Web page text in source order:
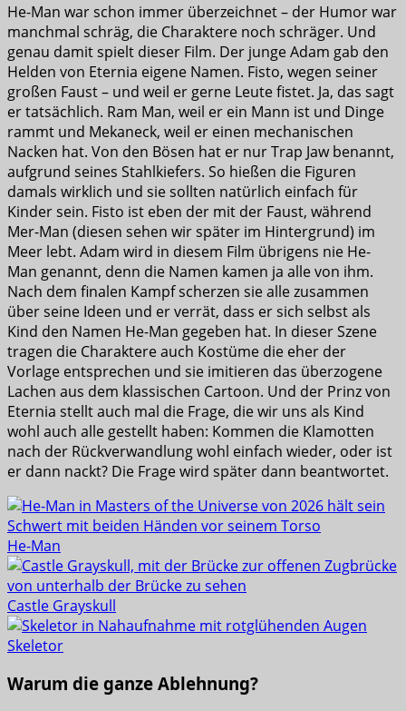
He-Man war schon immer überzeichnet – der Humor war
manchmal schräg, die Charaktere noch schräger. Und
genau damit spielt dieser Film. Der junge Adam gab den
Helden von Eternia eigene Namen. Fisto, wegen seiner
großen Faust – und weil er gerne Leute fistet. Ja, das sagt
er tatsächlich. Ram Man, weil er ein Mann ist und Dinge
rammt und Mekaneck, weil er einen mechanischen
Nacken hat. Von den Bösen hat er nur Trap Jaw benannt,
aufgrund seines Stahlkiefers. So hießen die Figuren
damals wirklich und sie sollten natürlich einfach für
Kinder sein. Fisto ist eben der mit der Faust, während
Mer-Man (diesen sehen wir später im Hintergrund) im
Meer lebt. Adam wird in diesem Film übrigens nie He-
Man genannt, denn die Namen kamen ja alle von ihm.
Nach dem finalen Kampf scherzen sie alle zusammen
über seine Ideen und er verrät, dass er sich selbst als
Kind den Namen He-Man gegeben hat. In dieser Szene
tragen die Charaktere auch Kostüme die eher der
Vorlage entsprechen und sie imitieren das überzogene
Lachen aus dem klassischen Cartoon. Und der Prinz von
Eternia stellt auch mal die Frage, die wir uns als Kind
wohl auch alle gestellt haben: Kommen die Klamotten
nach der Rückverwandlung wohl einfach wieder, oder ist
er dann nackt? Die Frage wird später dann beantwortet.
He-Man
Castle Grayskull
Skeletor
Warum die ganze Ablehnung?